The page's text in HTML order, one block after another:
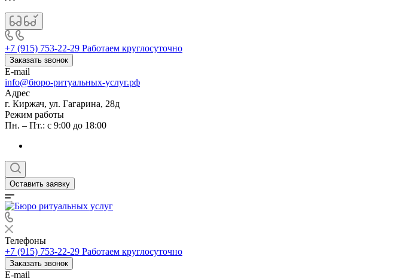
+7 (915) 753-22-29 Работаем круглосуточно
Заказать звонок
E-mail
info@бюро-ритуальных-услуг.рф
Адрес
г. Киржач, ул. Гагарина, 28д
Режим работы
Пн. – Пт.: с 9:00 до 18:00
Оставить заявку
Телефоны
+7 (915) 753-22-29 Работаем круглосуточно
Заказать звонок
E-mail